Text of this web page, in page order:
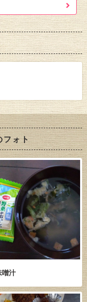
ォト
噌汁